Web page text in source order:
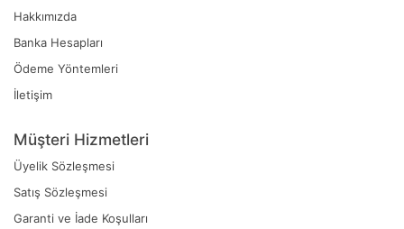
Hakkımızda
Banka Hesapları
Ödeme Yöntemleri
İletişim
Müşteri Hizmetleri
Üyelik Sözleşmesi
Satış Sözleşmesi
Garanti ve İade Koşulları